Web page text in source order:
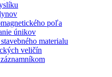
poľa
únikov
materialu
veličín